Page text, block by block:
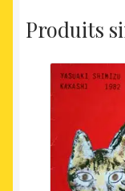
Produits